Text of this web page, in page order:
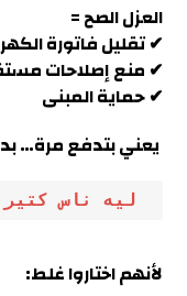
العزل الصح =
✔ تقليل فاتورة
✔ منع إصلاحات
✔ حماية المبنى
يعني بتدفع مرة…
ليه ناس
لأنهم اختاروا غلط: